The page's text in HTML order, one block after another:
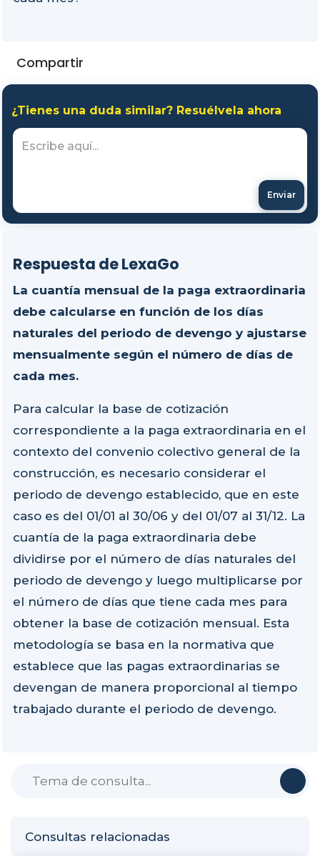
Consultas relacionadas
Compartir
¿Tienes una duda similar? Resuélvela ahora
Enviar
Respuesta de LexaGo
La cuantía mensual de la paga extraordinaria
debe calcularse en función de los días
naturales del periodo de devengo y ajustarse
mensualmente según el número de días de
cada mes.
Para calcular la base de cotización
correspondiente a la paga extraordinaria en el
contexto del convenio colectivo general de la
construcción, es necesario considerar el
periodo de devengo establecido, que en este
caso es del 01/01 al 30/06 y del 01/07 al 31/12. La
cuantía de la paga extraordinaria debe
dividirse por el número de días naturales del
periodo de devengo y luego multiplicarse por
el número de días que tiene cada mes para
obtener la base de cotización mensual. Esta
metodología se basa en la normativa que
establece que las pagas extraordinarias se
devengan de manera proporcional al tiempo
trabajado durante el periodo de devengo.